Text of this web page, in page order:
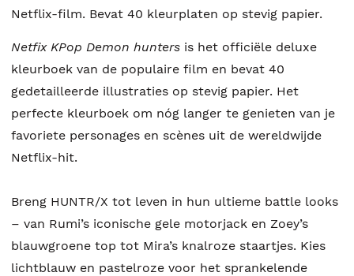
Netflix-film. Bevat 40 kleurplaten op stevig papier.
Netfix KPop Demon hunters is het officiële deluxe
kleurboek van de populaire film en bevat 40
gedetailleerde illustraties op stevig papier. Het
perfecte kleurboek om nóg langer te genieten van je
favoriete personages en scènes uit de wereldwijde
Netflix-hit.
Breng HUNTR/X tot leven in hun ultieme battle looks
– van Rumi’s iconische gele motorjack en Zoey’s
blauwgroene top tot Mira’s knalroze staartjes. Kies
lichtblauw en pastelroze voor het sprankelende